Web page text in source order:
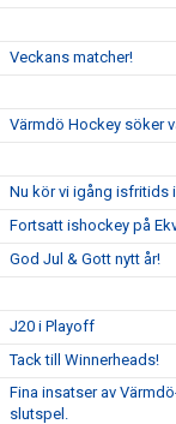
Veckans matcher!
Värmdö Hockey söker
Nu kör vi igång isfritids
Fortsatt ishockey på
God Jul & Gott nytt år!
J20 i Playoff
Tack till Winnerheads!
Fina insatser av
slutspel.